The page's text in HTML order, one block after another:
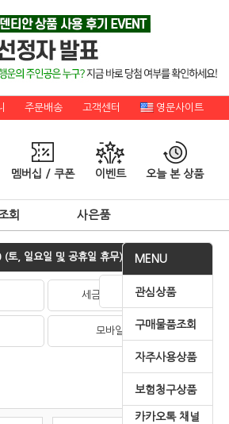
주문배송 고객센터 영문사이트
멤버십 / 쿠폰 이벤트 오늘 본 상품
회 사은품
MENU
관심상품
구매물품조회
자주사용상품
보험청구상품
카카오톡 채널
, 일요일 및 공휴일 휴무)
세금계산서 발행신청
모바일 쇼핑몰